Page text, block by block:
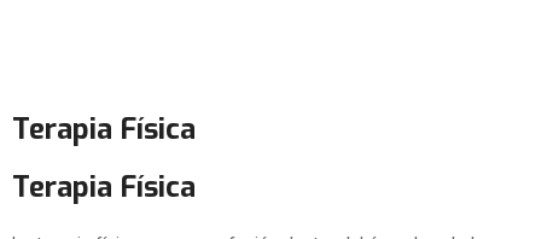
Terapia Física
Terapia Física